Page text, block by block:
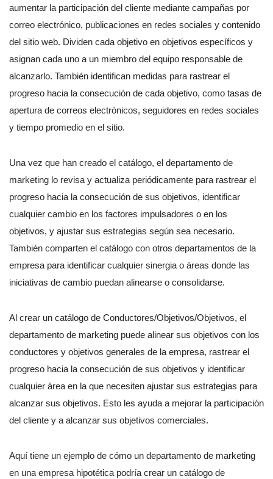
aumentar la participación del cliente mediante campañas por
correo electrónico, publicaciones en redes sociales y contenido
del sitio web. Dividen cada objetivo en objetivos específicos y
asignan cada uno a un miembro del equipo responsable de
alcanzarlo. También identifican medidas para rastrear el
progreso hacia la consecución de cada objetivo, como tasas de
apertura de correos electrónicos, seguidores en redes sociales
y tiempo promedio en el sitio.
Una vez que han creado el catálogo, el departamento de
marketing lo revisa y actualiza periódicamente para rastrear el
progreso hacia la consecución de sus objetivos, identificar
cualquier cambio en los factores impulsadores o en los
objetivos, y ajustar sus estrategias según sea necesario.
También comparten el catálogo con otros departamentos de la
empresa para identificar cualquier sinergia o áreas donde las
iniciativas de cambio puedan alinearse o consolidarse.
Al crear un catálogo de Conductores/Objetivos/Objetivos, el
departamento de marketing puede alinear sus objetivos con los
conductores y objetivos generales de la empresa, rastrear el
progreso hacia la consecución de sus objetivos y identificar
cualquier área en la que necesiten ajustar sus estrategias para
alcanzar sus objetivos. Esto les ayuda a mejorar la participación
del cliente y a alcanzar sus objetivos comerciales.
Aquí tiene un ejemplo de cómo un departamento de marketing
en una empresa hipotética podría crear un catálogo de